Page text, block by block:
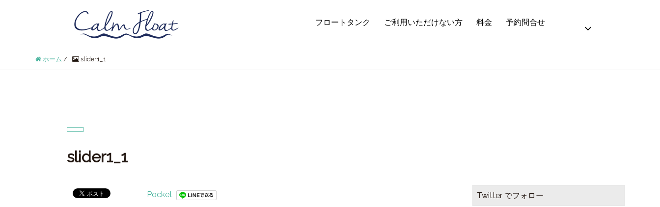
フロートタンク ご利用いただけない方 料金 予約問合せ
ホーム / slider1_1
slider1_1
Pocket Twitter でフォロー